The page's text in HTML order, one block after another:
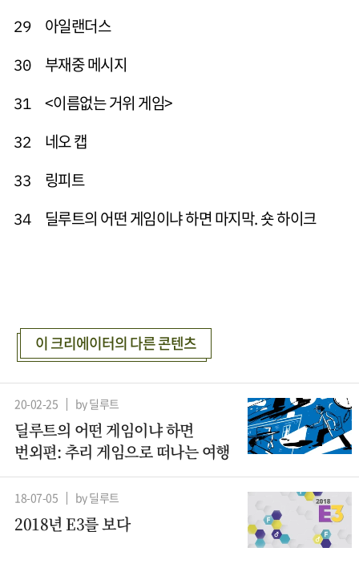
29 아일랜더스
30 부재중 메시지
31 <이름없는 거위 게임>
32 네오 캡
33 링피트
34 딜루트의 어떤 게임이냐 하면 마지막. 숏 하이크
이 크리에이터의 다른 콘텐츠
20-02-25 by 딜루트
딜루트의 어떤 게임이냐 하면
번외편: 추리 게임으로 떠나는 여행
18-07-05 by 딜루트
2018년 E3를 보다